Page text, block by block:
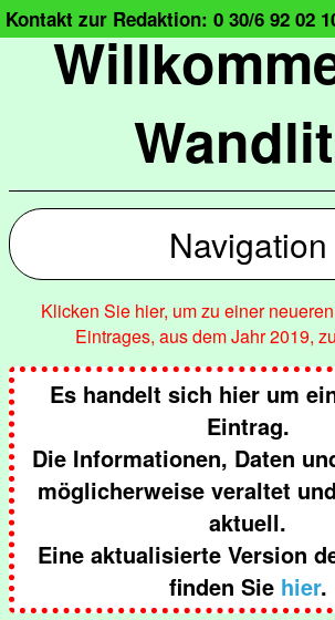
Kontakt zur Redaktion: 0 30/6 92 02
Navigation
Klicken Sie hier, um zu einer
Eintrages, aus dem Jahr 2019,
Es handelt sich hier um
Eintrag.
Die Informationen, Daten
möglicherweise veraltet
aktuell.
Eine aktualisierte Version
finden Sie hier.